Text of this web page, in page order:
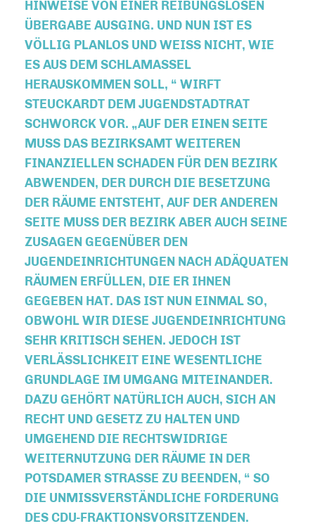
HINWEISE VON EINER REIBUNGSLOSEN
ÜBERGABE AUSGING. UND NUN IST ES
VÖLLIG PLANLOS UND WEISS NICHT, WIE E
S AUS DEM SCHLAMASSEL H
ERAUSKOMMEN SOLL, “ WIRFT S
TEUCKARDT DEM JUGENDSTADTRAT S
CHWORCK VOR. „AUF DER EINEN SEITE M
USS DAS BEZIRKSAMT WEITEREN F
INANZIELLEN SCHADEN FÜR DEN BEZIRK A
BWENDEN, DER DURCH DIE BESETZUNG D
ER RÄUME ENTSTEHT, AUF DER ANDEREN S
EITE MUSS DER BEZIRK ABER AUCH SEINE Z
USAGEN GEGENÜBER DEN J
UGENDEINRICHTUNGEN NACH ADÄQUATEN R
ÄUMEN ERFÜLLEN, DIE ER IHNEN G
EGEBEN HAT. DAS IST NUN EINMAL SO, O
BWOHL WIR DIESE JUGENDEINRICHTUNG S
EHR KRITISCH SEHEN. JEDOCH IST V
ERLÄSSLICHKEIT EINE WESENTLICHE G
RUNDLAGE IM UMGANG MITEINANDER. D
AZU GEHÖRT NATÜRLICH AUCH, SICH AN R
ECHT UND GESETZ ZU HALTEN UND U
MGEHEND DIE RECHTSWIDRIGE W
EITERNUTZUNG DER RÄUME IN DER P
OTSDAMER STRASSE ZU BEENDEN, “ SO DI
E UNMISSVERSTÄNDLICHE FORDERUNG DE
S CDU-FRAKTIONSVORSITZENDEN.